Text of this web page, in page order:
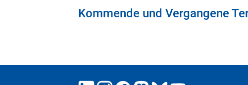
Kommende und Vergangene